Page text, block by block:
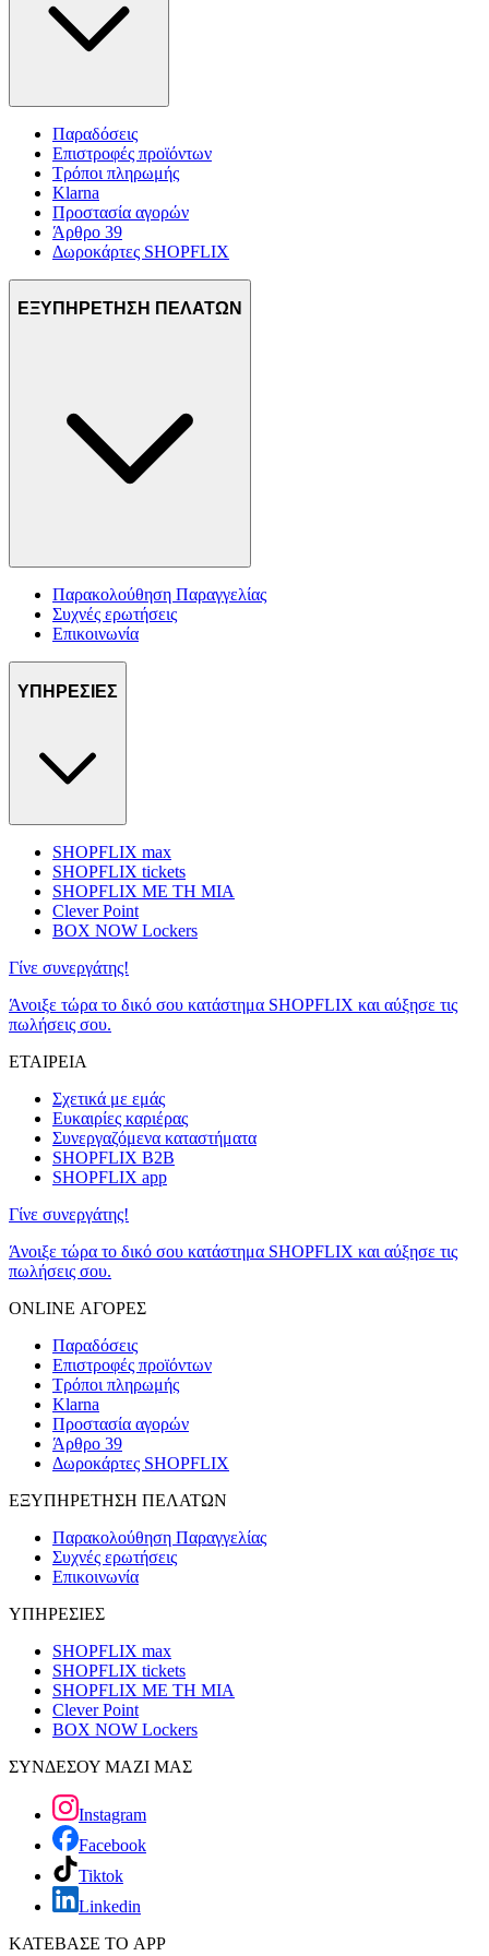
Παραδόσεις
Επιστροφές προϊόντων
Τρόποι πληρωμής
Klarna
Προστασία αγορών
Άρθρο 39
Δωροκάρτες SHOPFLIX
ΕΞΥΠΗΡΕΤΗΣΗ ΠΕΛΑΤΩΝ
Παρακολούθηση Παραγγελίας
Συχνές ερωτήσεις
Επικοινωνία
ΥΠΗΡΕΣΙΕΣ
SHOPFLIX max
SHOPFLIX tickets
SHOPFLIX ΜΕ ΤΗ ΜΙΑ
Clever Point
BOX NOW Lockers
Γίνε συνεργάτης!
Άνοιξε τώρα το δικό σου κατάστημα SHOPFLIX και αύξησε τις
πωλήσεις σου.
ΕΤΑΙΡΕΙΑ
Σχετικά με εμάς
Ευκαιρίες καριέρας
Συνεργαζόμενα καταστήματα
SHOPFLIX B2B
SHOPFLIX app
Γίνε συνεργάτης!
Άνοιξε τώρα το δικό σου κατάστημα SHOPFLIX και αύξησε τις
πωλήσεις σου.
ONLINE ΑΓΟΡΕΣ
Παραδόσεις
Επιστροφές προϊόντων
Τρόποι πληρωμής
Klarna
Προστασία αγορών
Άρθρο 39
Δωροκάρτες SHOPFLIX
ΕΞΥΠΗΡΕΤΗΣΗ ΠΕΛΑΤΩΝ
Παρακολούθηση Παραγγελίας
Συχνές ερωτήσεις
Επικοινωνία
ΥΠΗΡΕΣΙΕΣ
SHOPFLIX max
SHOPFLIX tickets
SHOPFLIX ΜΕ ΤΗ ΜΙΑ
Clever Point
BOX NOW Lockers
ΣΥΝΔΕΣΟΥ ΜΑΖΙ ΜΑΣ
Instagram
Facebook
Tiktok
Linkedin
ΚΑΤΕΒΑΣΕ ΤΟ APP